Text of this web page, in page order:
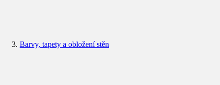
Barvy, tapety a obložení stěn